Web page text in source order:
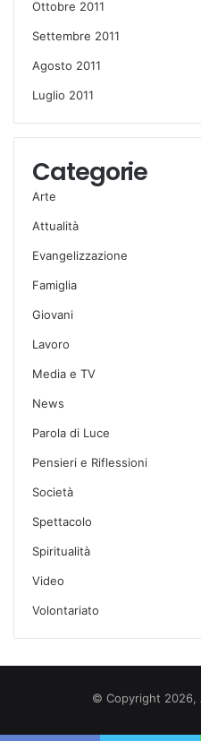
Ottobre 2011
Settembre 2011
Agosto 2011
Luglio 2011
Categorie
Arte
Attualità
Evangelizzazione
Famiglia
Giovani
Lavoro
Media e TV
News
Parola di Luce
Pensieri e Riflessioni
Società
Spettacolo
Spiritualità
Video
Volontariato
© Copyright 2026,